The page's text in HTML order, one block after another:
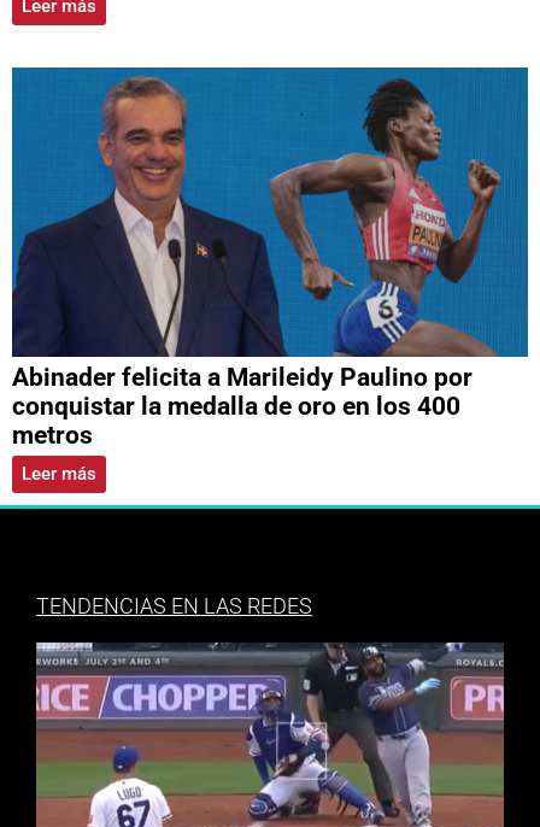
Leer más
Abinader felicita a Marileidy Paulino por
conquistar la medalla de oro en los 400
metros
Leer más
TENDENCIAS EN LAS REDES